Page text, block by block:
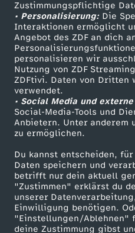
Zustimmungspflichtige
• Personalisierung:Die
Interaktionen ermöglicht
Angebot des ZDF an dich
personalisieren wir
Nutzung von ZDF
ZDFtivi. Daten von Dritten
verwendet.
• Social Media und
Social-Media-Tools und
Anbietern. Unter anderem
zu ermöglichen.
Du kannst entscheiden,
Daten speichern und
betrifft nur dein aktuell
"Zustimmen" erklärst du
unserer
Einwilligung benötigen.
"Einstellungen/Ablehnen"
deine Zustimmung gibst
Livestreams
Sendungen A-Z
TV-Programm
ZDF Unternehmen
Karriere
ZDF goes Schule
Werbefernsehen
Mainzelmännchen